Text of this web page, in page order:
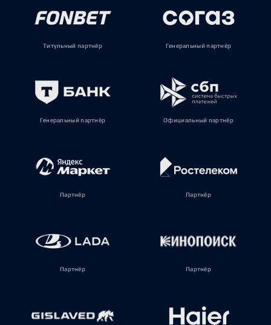
Титульный партнёр Генеральный партнёр
Генеральный партнёр Официальный партнёр
Партнёр Партнёр
Партнёр Партнёр